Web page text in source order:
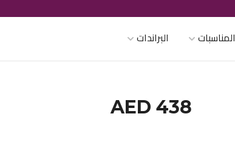
المناسبات البراندات
AED 438